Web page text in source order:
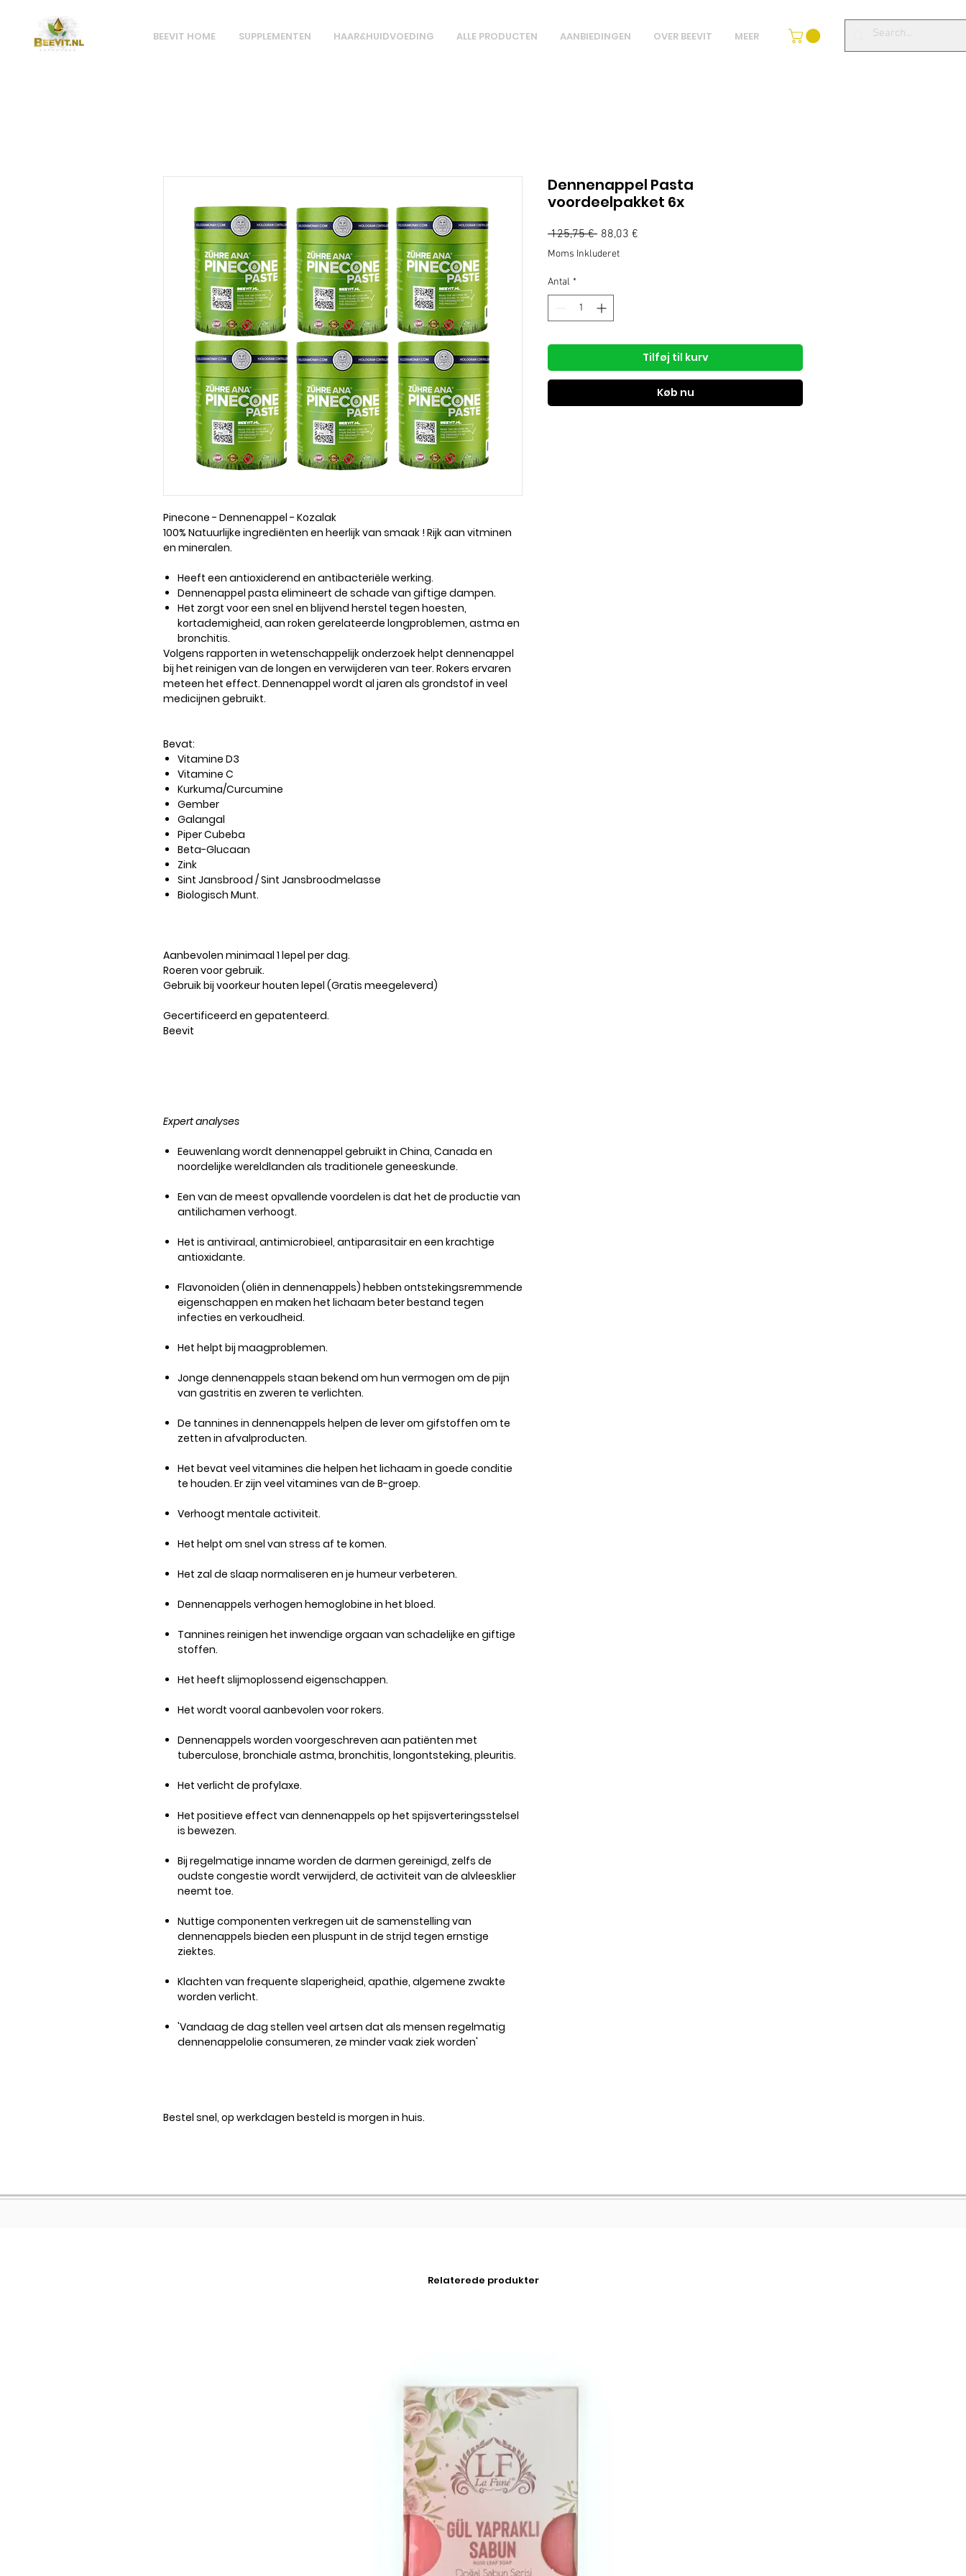
BEEVIT HOME SUPPLEMENTEN HAAR&HUIDVOEDING ALLE PRODUCTEN AANBIEDINGEN OVER BEEVIT MEER
Pinecone - Dennenappel - Kozalak
100% Natuurlijke ingrediënten en heerlijk van smaak ! Rijk aan vitminen
en mineralen.
Heeft een antioxiderend en antibacteriële werking.
Dennenappel pasta elimineert de schade van giftige dampen.
Het zorgt voor een snel en blijvend herstel tegen hoesten,
kortademigheid, aan roken gerelateerde longproblemen, astma en
bronchitis.
Volgens rapporten in wetenschappelijk onderzoek helpt dennenappel
bij het reinigen van de longen en verwijderen van teer. Rokers ervaren
meteen het effect. Dennenappel wordt al jaren als grondstof in veel
medicijnen gebruikt.
Bevat:
Vitamine D3
Vitamine C
Kurkuma/Curcumine
Gember
Galangal
Piper Cubeba
Beta-Glucaan
Zink
Sint Jansbrood / Sint Jansbroodmelasse
Biologisch Munt.
Aanbevolen minimaal 1 lepel per dag.
Roeren voor gebruik.
Gebruik bij voorkeur houten lepel (Gratis meegeleverd)
Gecertificeerd en gepatenteerd.
Beevit
Expert analyses
Eeuwenlang wordt dennenappel gebruikt in China, Canada en
noordelijke wereldlanden als traditionele geneeskunde.
Een van de meest opvallende voordelen is dat het de productie van
antilichamen verhoogt.
Het is antiviraal, antimicrobieel, antiparasitair en een krachtige
antioxidante.
Flavonoïden (oliën in dennenappels) hebben ontstekingsremmende
eigenschappen en maken het lichaam beter bestand tegen
infecties en verkoudheid.
Het helpt bij maagproblemen.​
Jonge dennenappels staan ​​bekend om hun vermogen om de pijn
van gastritis en zweren te verlichten.
De tannines in dennenappels helpen de lever om gifstoffen om te
zetten in afvalproducten.
Het bevat veel vitamines die helpen het lichaam in goede conditie
te houden. Er zijn veel vitamines van de B-groep.
Verhoogt mentale activiteit.
Het helpt om snel van stress af te komen.
Het zal de slaap normaliseren en je humeur verbeteren.
Dennenappels verhogen hemoglobine in het bloed.
Tannines reinigen het inwendige orgaan van schadelijke en giftige
stoffen.
Het heeft slijmoplossend eigenschappen.
Het wordt vooral aanbevolen voor rokers.
Dennenappels worden voorgeschreven aan patiënten met
tuberculose, bronchiale astma, bronchitis, longontsteking, pleuritis.
Het verlicht de profylaxe.
Het positieve effect van dennenappels op het spijsverteringsstelsel
is bewezen.
Bij regelmatige inname worden de darmen gereinigd, zelfs de
oudste congestie wordt verwijderd, de activiteit van de alvleesklier
neemt toe.
Nuttige componenten verkregen uit de samenstelling van
dennenappels bieden een pluspunt in de strijd tegen ernstige
ziektes.
Klachten van frequente slaperigheid, apathie, algemene zwakte
worden verlicht.
'Vandaag de dag stellen veel artsen dat als mensen regelmatig
dennenappelolie consumeren, ze minder vaak ziek worden'
Bestel snel, op werkdagen besteld is morgen in huis.
Dennenappel Pasta
voordeelpakket 6x
125,75 € Regulær
pris
88,03 €
Moms Inkluderet
Antal *
Tilføj til kurv
Køb nu
Relaterede produkter